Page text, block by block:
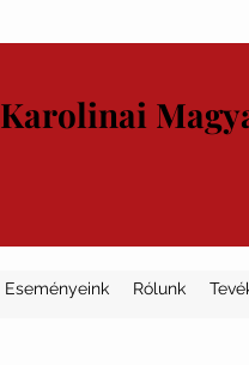
Karolinai
Eseményeink Rólunk